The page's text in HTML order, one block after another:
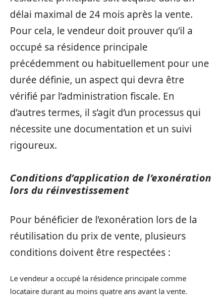
délai maximal de 24 mois après la vente.
Pour cela, le vendeur doit prouver qu’il a
occupé sa résidence principale
précédemment ou habituellement pour une
durée définie, un aspect qui devra être
vérifié par l’administration fiscale. En
d’autres termes, il s’agit d’un processus qui
nécessite une documentation et un suivi
rigoureux.
Conditions d’application de l’exonération
lors du réinvestissement
Pour bénéficier de l’exonération lors de la
réutilisation du prix de vente, plusieurs
conditions doivent être respectées :
Le vendeur a occupé la résidence principale comme
locataire durant au moins quatre ans avant la vente.